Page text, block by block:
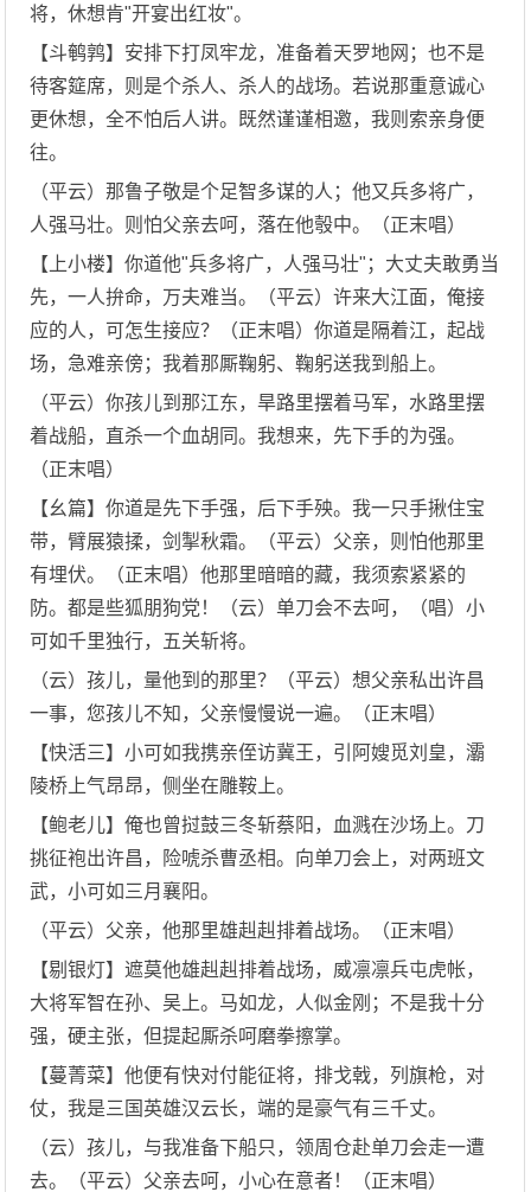
将，休想肯"开宴出红妆"。
【斗鹌鹑】安排下打凤牢龙，准备着天罗地网；也不是
待客筵席，则是个杀人、杀人的战场。若说那重意诚心
更休想，全不怕后人讲。既然谨谨相邀，我则索亲身便
往。
（平云）那鲁子敬是个足智多谋的人；他又兵多将广，
人强马壮。则怕父亲去呵，落在他彀中。（正末唱）
【上小楼】你道他"兵多将广，人强马壮"；大丈夫敢勇当
先，一人拚命，万夫难当。（平云）许来大江面，俺接
应的人，可怎生接应？（正末唱）你道是隔着江，起战
场，急难亲傍；我着那厮鞠躬、鞠躬送我到船上。
（平云）你孩儿到那江东，旱路里摆着马军，水路里摆
着战船，直杀一个血胡同。我想来，先下手的为强。
（正末唱）
【幺篇】你道是先下手强，后下手殃。我一只手揪住宝
带，臂展猿揉，剑掣秋霜。（平云）父亲，则怕他那里
有埋伏。（正末唱）他那里暗暗的藏，我须索紧紧的
防。都是些狐朋狗党！（云）单刀会不去呵，（唱）小
可如千里独行，五关斩将。
（云）孩儿，量他到的那里？（平云）想父亲私出许昌
一事，您孩儿不知，父亲慢慢说一遍。（正末唱）
【快活三】小可如我携亲侄访冀王，引阿嫂觅刘皇，灞
陵桥上气昂昂，侧坐在雕鞍上。
【鲍老儿】俺也曾挝鼓三冬斩蔡阳，血溅在沙场上。刀
挑征袍出许昌，险唬杀曹丞相。向单刀会上，对两班文
武，小可如三月襄阳。
（平云）父亲，他那里雄赳赳排着战场。（正末唱）
【剔银灯】遮莫他雄赳赳排着战场，威凛凛兵屯虎帐，
大将军智在孙、吴上。马如龙，人似金刚；不是我十分
强，硬主张，但提起厮杀呵磨拳擦掌。
【蔓菁菜】他便有快对付能征将，排戈戟，列旗枪，对
仗，我是三国英雄汉云长，端的是豪气有三千丈。
（云）孩儿，与我准备下船只，领周仓赴单刀会走一遭
去。（平云）父亲去呵，小心在意者！（正末唱）